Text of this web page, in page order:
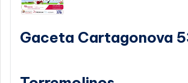
Gaceta Cartagonova